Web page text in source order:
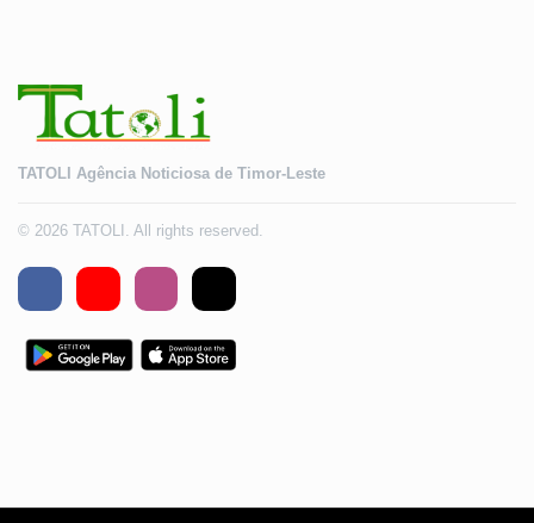
TATOLI Agência Noticiosa de Timor-Leste
© 2026 TATOLI. All rights reserved.